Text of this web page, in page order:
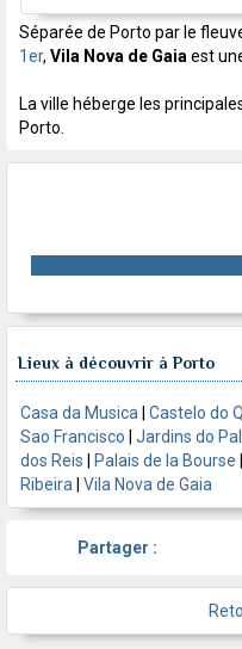
Séparée de Porto par le
1er, Vila Nova de Gaiaest
La ville héberge les
Porto.
Lieux à découvrir à Porto
Casa da Musica Castelo do
Sao Francisco
Jardins do
dos Reis
Palais de la Bourse
Ribeira Vila Nova de Gaia
Partager :